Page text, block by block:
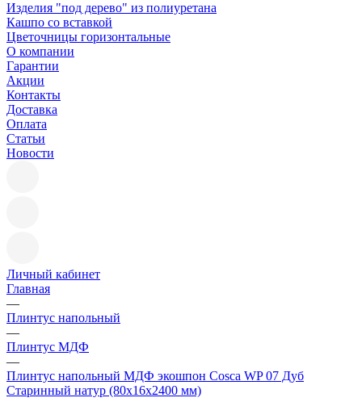
Изделия "под дерево" из полиуретана
Кашпо со вставкой
Цветочницы горизонтальные
О компании
Гарантии
Акции
Контакты
Доставка
Оплата
Статьи
Новости
Личный кабинет
Главная
—
Плинтус напольный
—
Плинтус МДФ
—
Плинтус напольный МДФ экошпон Cosca WP 07 Дуб
Старинный натур (80х16х2400 мм)